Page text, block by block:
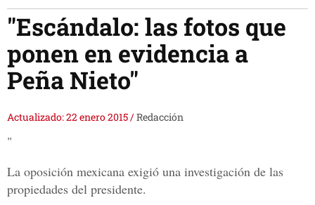
"Escándalo: las fotos que
ponen en evidencia a
Peña Nieto"
Actualizado: 22 enero 2015/Redacción
"
La oposición mexicana exigió una investigación de las
propiedades del presidente.